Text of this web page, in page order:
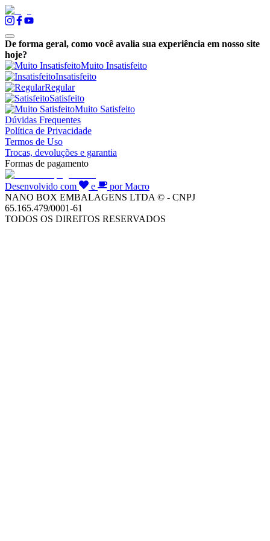
De forma geral, como você avalia sua experiência em nosso site
hoje?
Muito Insatisfeito
Insatisfeito
Regular
Satisfeito
Muito Satisfeito
Dúvidas Frequentes
Política de Privacidade
Termos de Uso
Trocas, devoluções e garantia
Formas de pagamento
Desenvolvido com e
por Macro
NANO BOX EMBALAGENS LTDA © - CNPJ
65.165.479/0001-61
TODOS OS DIREITOS RESERVADOS